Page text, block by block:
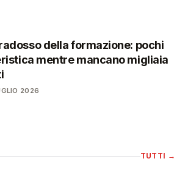
della formazione: pochi
mentre mancano migliaia
2026
TUTTI →